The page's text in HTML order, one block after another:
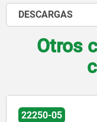
DESCARGAS
Otros